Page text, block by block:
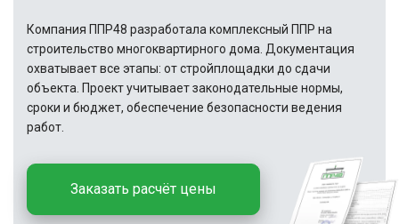
Компания ППР48 разработала комплексный ППР на
строительство многоквартирного дома. Документация
охватывает все этапы: от стройплощадки до сдачи
объекта. Проект учитывает законодательные нормы,
сроки и бюджет, обеспечение безопасности ведения
работ.
Заказать расчёт цены